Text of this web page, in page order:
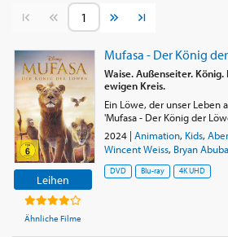
Vorherige SeiteNächste Seite
Leihen
Ähnliche Filme
Mufasa - Der König
Waise. Außenseiter.
ewigen Kreis.
Ein Löwe, der unser Leben
'Mufasa - Der König der
2024| Animation, Kids,
Wincent Weiss, Bryan
DVD Blu-ray 4K UHD